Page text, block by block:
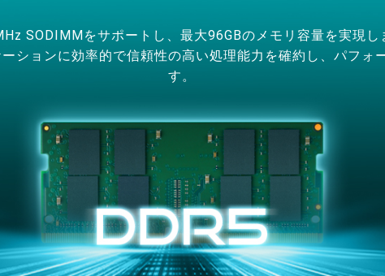
SODIMMをサポートし、最大96GBのメモリ容量を実現し
ションに効率的で信頼性の高い処理能力を確約し、パフォ
す。